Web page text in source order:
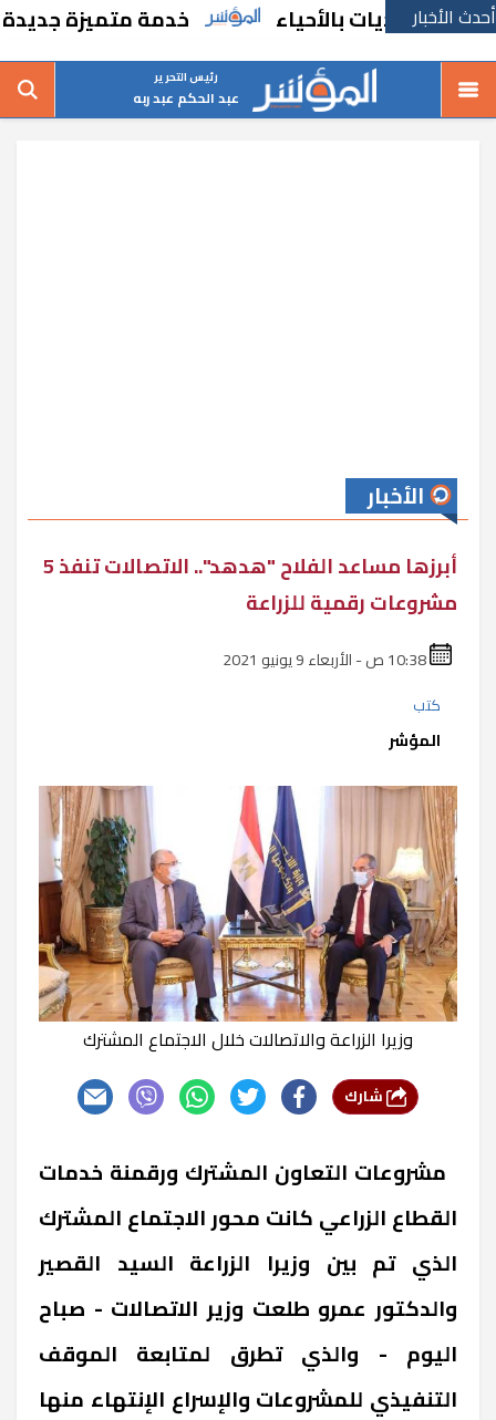
أحدث الأخبار
بالأحياء خدمة متميزة جديدة من
رئيس التحرير
عبد الحكم عبد ربه
الأخبار
أبرزها مساعد الفلاح "هدهد".. الاتصالات تنفذ 5
مشروعات رقمية للزراعة
كتب
المؤشر
وزيرا الزراعة والاتصالات خلال الاجتماع المشترك
‏ ‏مشروعات التعاون المشترك ورقمنة خدمات
القطاع الزراعي كانت محور الاجتماع المشترك
الذي تم بين وزيرا الزراعة السيد القصير
والدكتور عمرو طلعت وزير الاتصالات - صباح
اليوم - والذي تطرق لمتابعة الموقف
التنفيذي للمشروعات والإسراع الإنتهاء منها